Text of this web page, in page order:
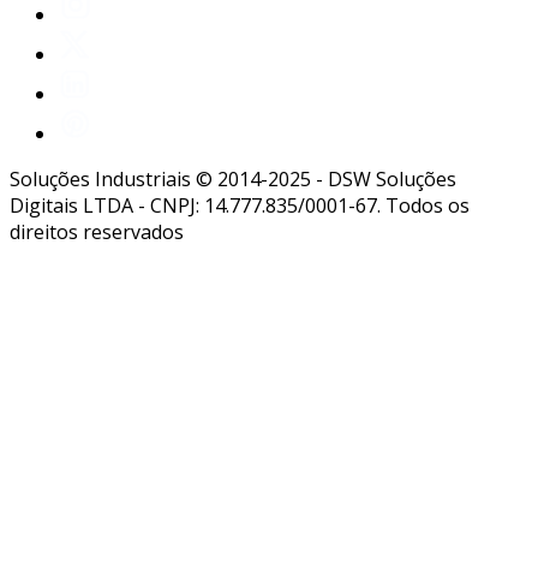
Soluções Industriais © 2014-2025 - DSW Soluções
Digitais LTDA - CNPJ: 14.777.835/0001-67. Todos os
direitos reservados